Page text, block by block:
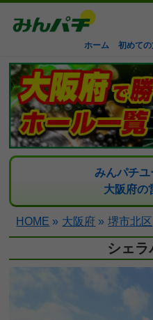
ホーム 初めて
みんパチユ
大阪府の
HOME » 大阪府 » 堺市北区
シェラ